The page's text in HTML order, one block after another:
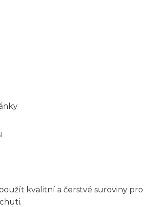
kvalitní a čerstvé suroviny pro